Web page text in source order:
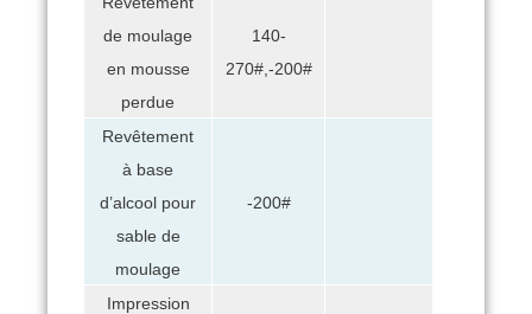
de moulage
en mousse
perdue
140-
270#,-200#
Revêtement
à base
d’alcool pour
sable de
moulage
-200#
Impression